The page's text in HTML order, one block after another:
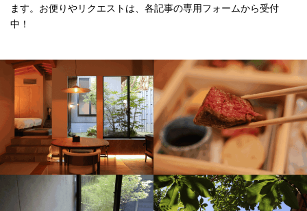
ます。お便りやリクエストは、各記事の専用フォームから受付
中！